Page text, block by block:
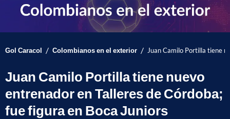
Gol Caracol / Colombianos en el exterior / Juan Camilo Portilla tiene
Juan Camilo Portilla tiene nuevo
entrenador en Talleres de Córdoba;
fue figura en Boca Juniors